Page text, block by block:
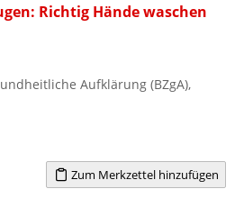
Richtig Hände waschen
Aufklärung (BZgA),
Zum Merkzettel hinzufügen